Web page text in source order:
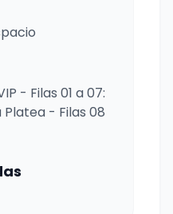
- Filas 01 a 07:
- Filas 08